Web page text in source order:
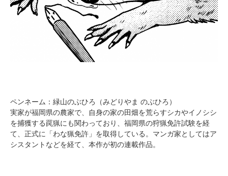
ペンネーム：緑山のぶひろ（みどりやま のぶひろ）
実家が福岡県の農家で、自身の家の田畑を荒らすシカやイノシシ
を捕獲する罠猟にも関わっており、福岡県の狩猟免許試験を経
て、正式に「わな猟免許」を取得している。マンガ家としてはア
シスタントなどを経て、本作が初の連載作品。